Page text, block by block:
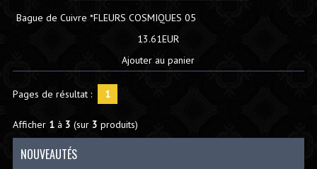
Bague de Cuivre *FLEURS COSMIQUES 05
13.61EUR
Ajouter au panier
Pages de résultat : 1
Afficher 1à 3 (sur 3 produits)
NOUVEAUTÉS